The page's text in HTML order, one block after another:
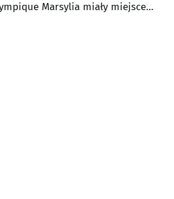
Marsylia miały miejsce…